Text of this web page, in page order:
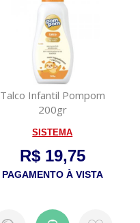
Talco Infantil Pompom
200gr
SISTEMA
R$ 19,75
PAGAMENTO À VISTA